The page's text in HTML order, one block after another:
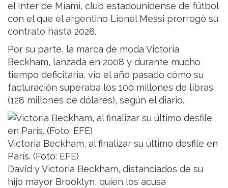
el Inter de Miami, club estadounidense de fútbol
con el que el argentino Lionel Messi prorrogó su
contrato hasta 2028.
Por su parte, la marca de moda Victoria
Beckham, lanzada en 2008 y durante mucho
tiempo deficitaria, vio el año pasado cómo su
facturación superaba los 100 millones de libras
(128 millones de dólares), según el diario.
Victoria Beckham, al finalizar su último desfile en
París. (Foto: EFE)
David y Victoria Beckham, distanciados de su
hijo mayor Brooklyn, quien los acusa